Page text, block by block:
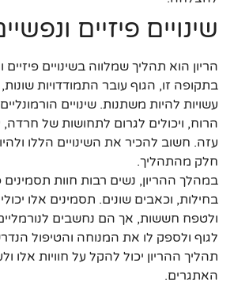
שינויים פיזיים
הריון הוא תהליך שמלווה בשינויים פיזיים
בתקופה זו, הגוף עובר התמודדויות
עשויות להיות משתנות. שינויים
הרוח, ויכולים לגרום לתחושות של
עזה. חשוב להכיר את השינויים הללו
חלק מהתהליך.
במהלך ההריון, נשים רבות חוות תסמינים
בחילות, וכאבים שונים. תסמינים אלו
ולטפח חששות, אך הם נחשבים
לגוף ולספק לו את המנוחה והטיפול
תהליך ההריון יכול להקל על חוויות אלו
האתגרים.